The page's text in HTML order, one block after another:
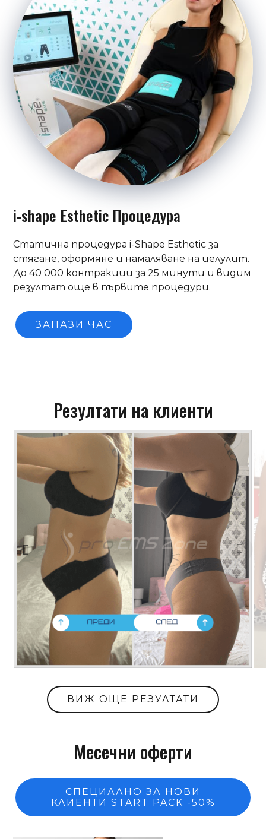
i-shape Esthetic Процедура
Статична процедура i-Shape Esthetic за
стягане, оформяне и намаляване на целулит.
До 40 000 контракции за 25 минути и видим
резултат още в първите процедури.
ЗАПАЗИ ЧАС
Резултати на клиенти
ВИЖ ОЩЕ РЕЗУЛТАТИ
Месечни оферти
СПЕЦИАЛНО ЗА НОВИ
КЛИЕНТИ START PACK -50%